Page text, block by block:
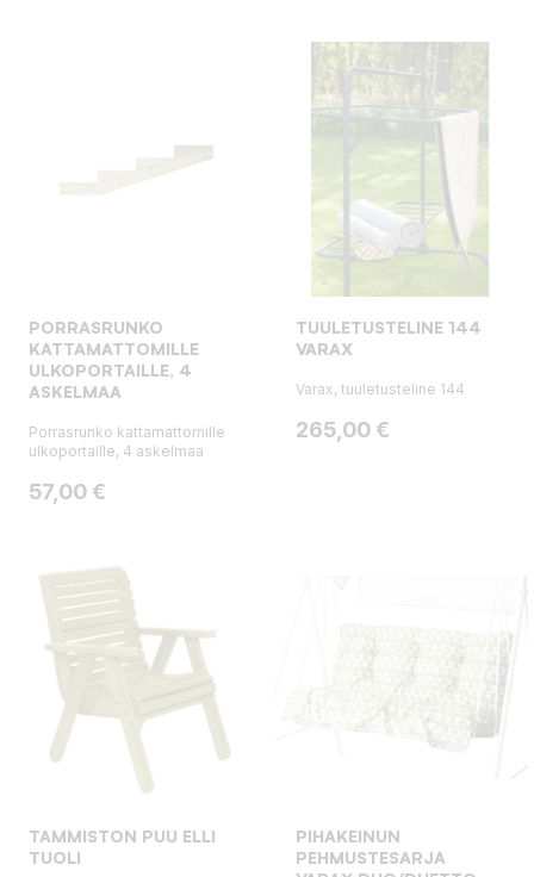
PORRASRUNKO
KATTAMATTOMILLE
ULKOPORTAILLE, 4
ASKELMAA
Porrasrunko kattamattomille
ulkoportaille, 4 askelmaa
Hinta
57,00 €
TUULETUSTELINE 144
VARAX
Varax, tuuletusteline 144
Hinta
265,00 €
TAMMISTON PUU ELLI
TUOLI
PIHAKEINUN
PEHMUSTESARJA